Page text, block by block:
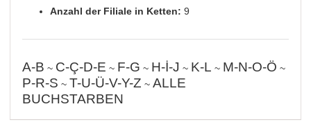
Anzahl der Filiale in Ketten: 9
A-B ~ C-Ç-D-E ~ F-G ~ H-İ-J ~ K-L ~ M-N-O-Ö ~
P-R-S ~ T-U-Ü-V-Y-Z ~ALLE
BUCHSTARBEN